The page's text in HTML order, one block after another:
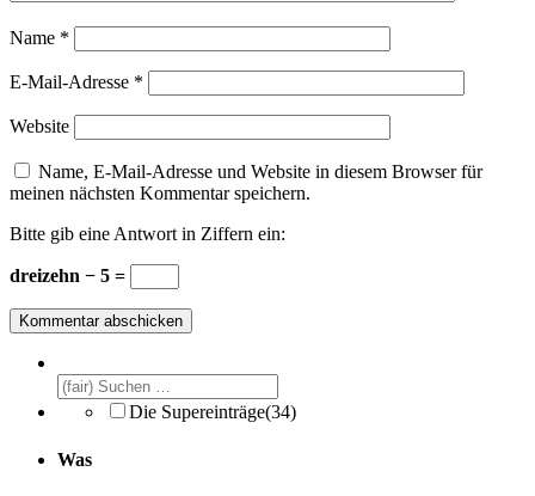
Name *
E-Mail-Adresse *
Website
Name, E-Mail-Adresse und Website in diesem Browser für
meinen nächsten Kommentar speichern.
Bitte gib eine Antwort in Ziffern ein:
dreizehn − 5 =
Die Supereinträge(34)
Was